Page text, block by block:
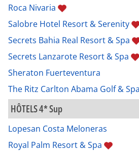
Roca Nivaria
Salobre Hotel Resort & Serenity
Secrets Bahia Real Resort & Spa
Secrets Lanzarote Resort & Spa
Sheraton Fuerteventura
The Ritz Carlton Abama Golf &
HÔTELS 4* Sup
Lopesan Costa Meloneras
Royal Palm Resort & Spa